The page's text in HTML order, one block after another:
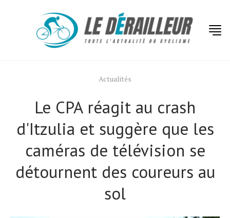
Actualités
Le CPA réagit au crash
d'Itzulia et suggère que les
caméras de télévision se
détournent des coureurs au
sol